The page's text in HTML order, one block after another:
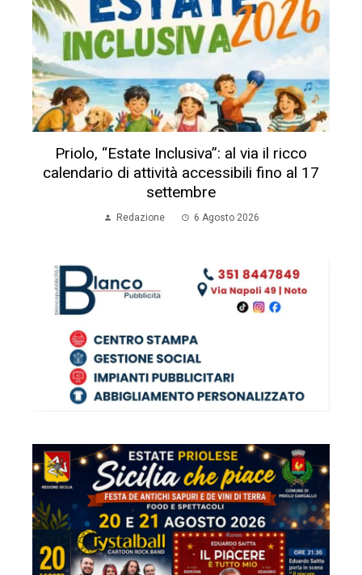
Priolo, “Estate Inclusiva”: al via il ricco
calendario di attività accessibili fino al 17
settembre
Redazione 6 Agosto 2026